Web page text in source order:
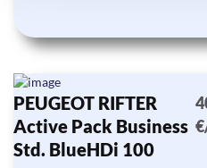
PEUGEOT RIFTER
Active Pack Business
Std. BlueHDi 100